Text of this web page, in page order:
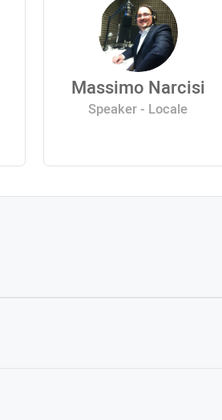
Massimo Narcisi
Speaker - Locale